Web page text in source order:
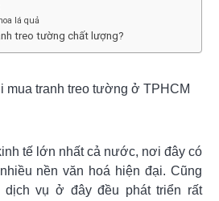
lá quả
treo tường chất lượng?
mua tranh treo tường ở TPHCM
tế lớn nhất cả nước, nơi đây có
nền văn hoá hiện đại. Cũng
vụ ở đây đều phát triển rất